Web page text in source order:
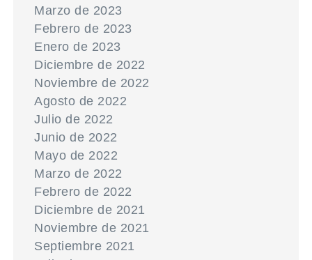
Marzo de 2023
Febrero de 2023
Enero de 2023
Diciembre de 2022
Noviembre de 2022
Agosto de 2022
Julio de 2022
Junio de 2022
Mayo de 2022
Marzo de 2022
Febrero de 2022
Diciembre de 2021
Noviembre de 2021
Septiembre 2021